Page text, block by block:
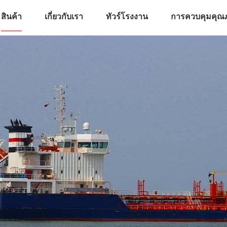
สินค้า เกี่ยวกับเรา ทัวร์โรงงาน การควบคุมคุณ